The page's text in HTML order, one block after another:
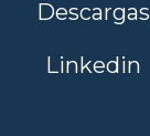
Descargas
Linkedin